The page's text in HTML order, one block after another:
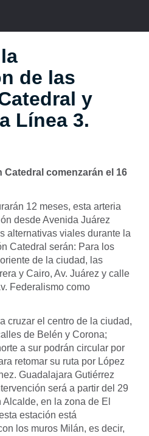
de las
y
Línea 3.
Catedral comenzarán el 16
12 meses, esta arteria
desde Avenida Juárez
alternativas viales durante la
Catedral serán: Para los
de la ciudad, las
y Cairo, Av. Juárez y calle
Federalismo como
cruzar el centro de la ciudad,
de Belén y Corona;
a sur podrán circular por
retomar su ruta por López
Guadalajara Gutiérrez
será a partir del 29
en la zona de El
estación está
los muros Milán, es decir,